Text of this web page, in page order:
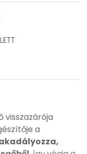
visszazárója
a